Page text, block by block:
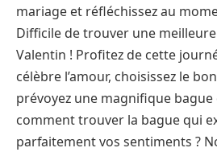
mariage et réfléchissez au
Difficile de trouver une
Valentin ! Profitez de cette
célèbre l’amour, choisissez le
prévoyez une magnifique bague
comment trouver la bague qui
parfaitement vos sentiments ?